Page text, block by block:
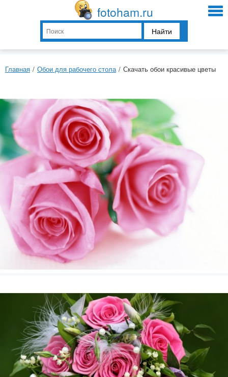
fotoham.ru
Найти
Главная / Обои для рабочего стола / Скачать обои красивые цветы